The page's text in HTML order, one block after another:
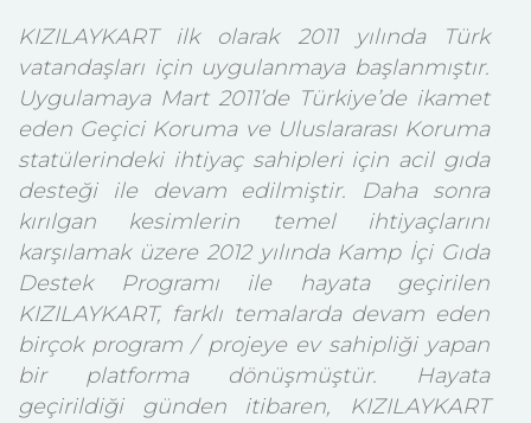
KIZILAYKART ilk olarak 2011 yılında Türk
vatandaşları için uygulanmaya başlanmıştır.
Uygulamaya Mart 2011’de Türkiye’de ikamet
eden Geçici Koruma ve Uluslararası Koruma
statülerindeki ihtiyaç sahipleri için acil gıda
desteği ile devam edilmiştir. Daha sonra
kırılgan kesimlerin temel ihtiyaçlarını
karşılamak üzere 2012 yılında Kamp İçi Gıda
Destek Programı ile hayata geçirilen
KIZILAYKART, farklı temalarda devam eden
birçok program / projeye ev sahipliği yapan
bir platforma dönüşmüştür. Hayata
geçirildiği günden itibaren, KIZILAYKART